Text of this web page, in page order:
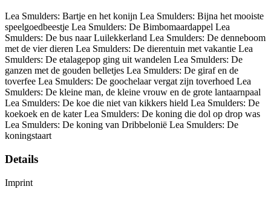
Lea Smulders: Bartje en het konijn Lea Smulders: Bijna het mooiste
speelgoedbeestje Lea Smulders: De Bimbomaardappel Lea
Smulders: De bus naar Luilekkerland Lea Smulders: De denneboom
met de vier dieren Lea Smulders: De dierentuin met vakantie Lea
Smulders: De etalagepop ging uit wandelen Lea Smulders: De
ganzen met de gouden belletjes Lea Smulders: De giraf en de
toverfee Lea Smulders: De goochelaar vergat zijn toverhoed Lea
Smulders: De kleine man, de kleine vrouw en de grote lantaarnpaal
Lea Smulders: De koe die niet van kikkers hield Lea Smulders: De
koekoek en de kater Lea Smulders: De koning die dol op drop was
Lea Smulders: De koning van Dribbelonië Lea Smulders: De
koningstaart
Details
Imprint